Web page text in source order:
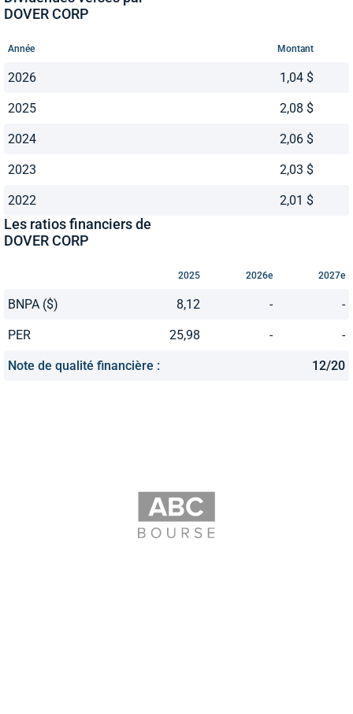
DOVER CORP
Année Montant
2026 1,04 $
2025 2,08 $
2024 2,06 $
2023 2,03 $
2022 2,01 $
Les ratios financiers de
DOVER CORP
2025 2026e 2027e
BNPA ($) 8,12 - -
PER 25,98 - -
Note de qualité financière : 12/20